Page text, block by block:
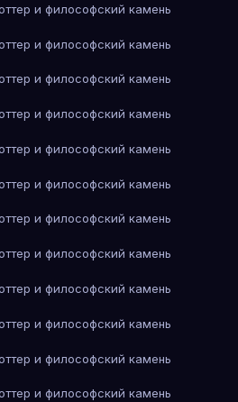
и философский камень
и философский камень
и философский камень
и философский камень
и философский камень
и философский камень
и философский камень
и философский камень
и философский камень
и философский камень
и философский камень
и философский камень